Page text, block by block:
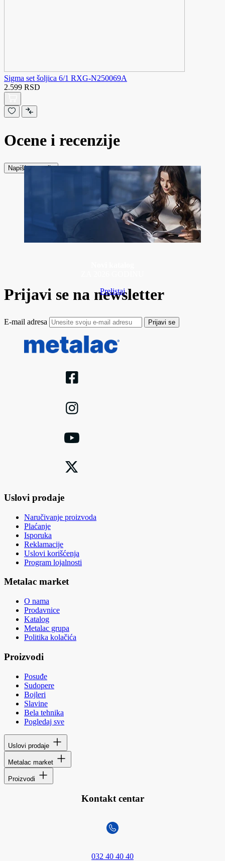
Sigma set šoljica 6/1 RXG-N250069A
2.599 RSD
Ocene i recenzije
Napiši recenziju
Prelistaj
Prijavi se na newsletter
E-mail adresa Prijavi se
Uslovi prodaje
Naručivanje proizvoda
Plaćanje
Isporuka
Reklamacije
Uslovi korišćenja
Program lojalnosti
Metalac market
O nama
Prodavnice
Katalog
Metalac grupa
Politika kolačića
Proizvodi
Posuđe
Sudopere
Bojleri
Slavine
Bela tehnika
Pogledaj sve
Uslovi prodaje
Metalac market
Proizvodi
Kontakt centar
032 40 40 40